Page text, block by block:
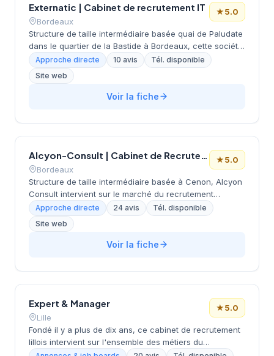
rendez-vous avec les candidats et les entreprises
clientes de l'agglomération bordelaise.
Externatic | Cabinet de recrutement IT
Bordeaux
★5.0
Structure de taille intermédiaire basée quai de Paludate
dans le quartier de la Bastide à Bordeaux, cette société
de conseil en recrutement développe son activité
depuis son implantation dans la métropole girondine. Le
cabinet accompagne les entreprises dans leurs
recherches de talents tout en maintenant une approche
auprès de ses clients témoigne de la qualité de ses
services de recrutement.
Approche directe 10 avis
Tél. disponible
Site web
Voir la fiche
Alcyon-Consult | Cabinet de Recrutement & Chasseur de tête
Bordeaux
★5.0
Structure de taille intermédiaire basée à Cenon, Alcyon
Consult intervient sur le marché du recrutement
bordelais depuis son implantation rue Gaston Defferre.
Ce cabinet développe ses activités de conseil en
ressources humaines en s'appuyant sur une approche
personnalisée des besoins clients. L'entreprise
Approche directe 24 avis
Tél. disponible
Site web
Voir la fiche
Expert & Manager
Lille
★5.0
Fondé il y a plus de dix ans, ce cabinet de recrutement
lillois intervient sur l'ensemble des métiers du